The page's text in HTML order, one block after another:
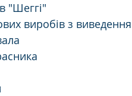
"Шеггі"
виробів з